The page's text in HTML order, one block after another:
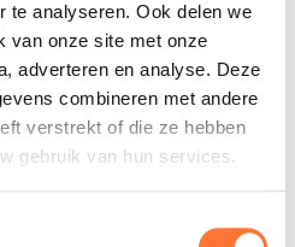
te analyseren. Ook delen we
van onze site met onze
adverteren en analyse. Deze
combineren met andere
verstrekt of die ze hebben
gebruik van hun services.
die Altrio verwerkt en de
waarlangs nieuwe kandidaten
er een gerechtvaardigd
te leggen zodat wij